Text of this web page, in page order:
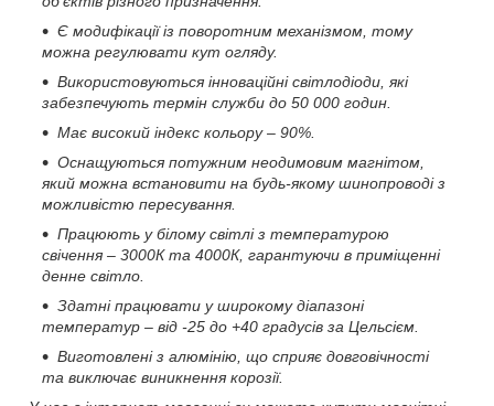
Є модифікації із поворотним механізмом, тому
можна регулювати кут огляду.
Використовуються інноваційні світлодіоди, які
забезпечують термін служби до 50 000 годин.
Має високий індекс кольору – 90%.
Оснащуються потужним неодимовим магнітом,
який можна встановити на будь-якому шинопроводі з
можливістю пересування.
Працюють у білому світлі з температурою
свічення – 3000К та 4000К, гарантуючи в приміщенні
денне світло.
Здатні працювати у широкому діапазоні
температур – від -25 до +40 градусів за Цельсієм.
Виготовлені з алюмінію, що сприяє довговічності
та виключає виникнення корозії.